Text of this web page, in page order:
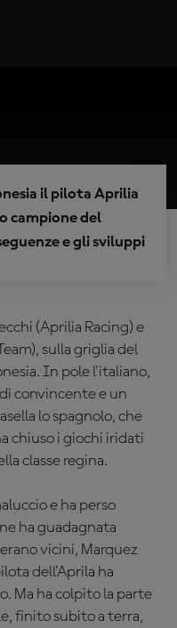
il pilota Aprilia
campione del
e gli sviluppi
(Aprilia Racing) e
sulla griglia del
In pole l'italiano,
convincente e un
lo spagnolo, che
chiuso i giochi iridati
classe regina.
e ha perso
ha guadagnata
vicini, Marquez
dell'Aprila ha
Ma ha colpito la parte
finito subito a terra,